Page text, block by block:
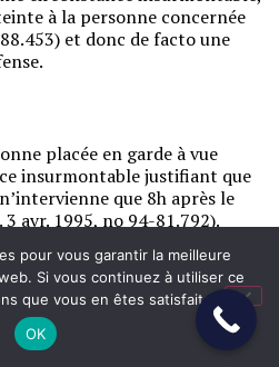
à la personne concernée
et donc de facto une
placée en garde à vue
insurmontable justifiant que
que 8h après le
avr. 1995, no 94-81.792).
positive ne permet
insurmontable.
relevée, il faut apprécier si
de comprendre le sens et la
droits (Civ. 1re, 25 mai 2023,
pour vous garantir la meilleure
Si vous continuez à utiliser ce
que vous en êtes satisfait.
OK